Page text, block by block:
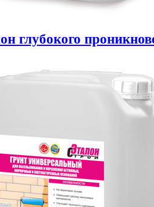
глубокого